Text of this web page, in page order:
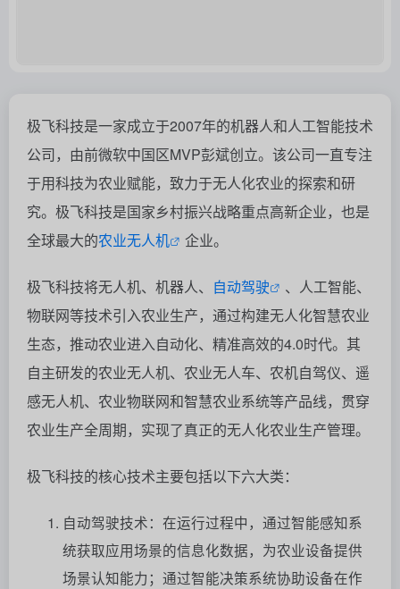
极飞科技是一家成立于2007年的机器人和人工智能技术
公司，由前微软中国区MVP彭斌创立。该公司一直专注
于用科技为农业赋能，致力于无人化农业的探索和研
究。极飞科技是国家乡村振兴战略重点高新企业，也是
全球最大的农业无人机 企业。
极飞科技将无人机、机器人、 自动驾驶
、人工智能、
物联网等技术引入农业生产，通过构建无人化智慧农业
生态，推动农业进入自动化、精准高效的4.0时代。其
自主研发的农业无人机、农业无人车、农机自驾仪、遥
感无人机、农业物联网和智慧农业系统等产品线，贯穿
农业生产全周期，实现了真正的无人化农业生产管理。
极飞科技的核心技术主要包括以下六大类：
自动驾驶技术：在运行过程中，通过智能感知系
统获取应用场景的信息化数据，为农业设备提供
场景认知能力；通过智能决策系统协助设备在作